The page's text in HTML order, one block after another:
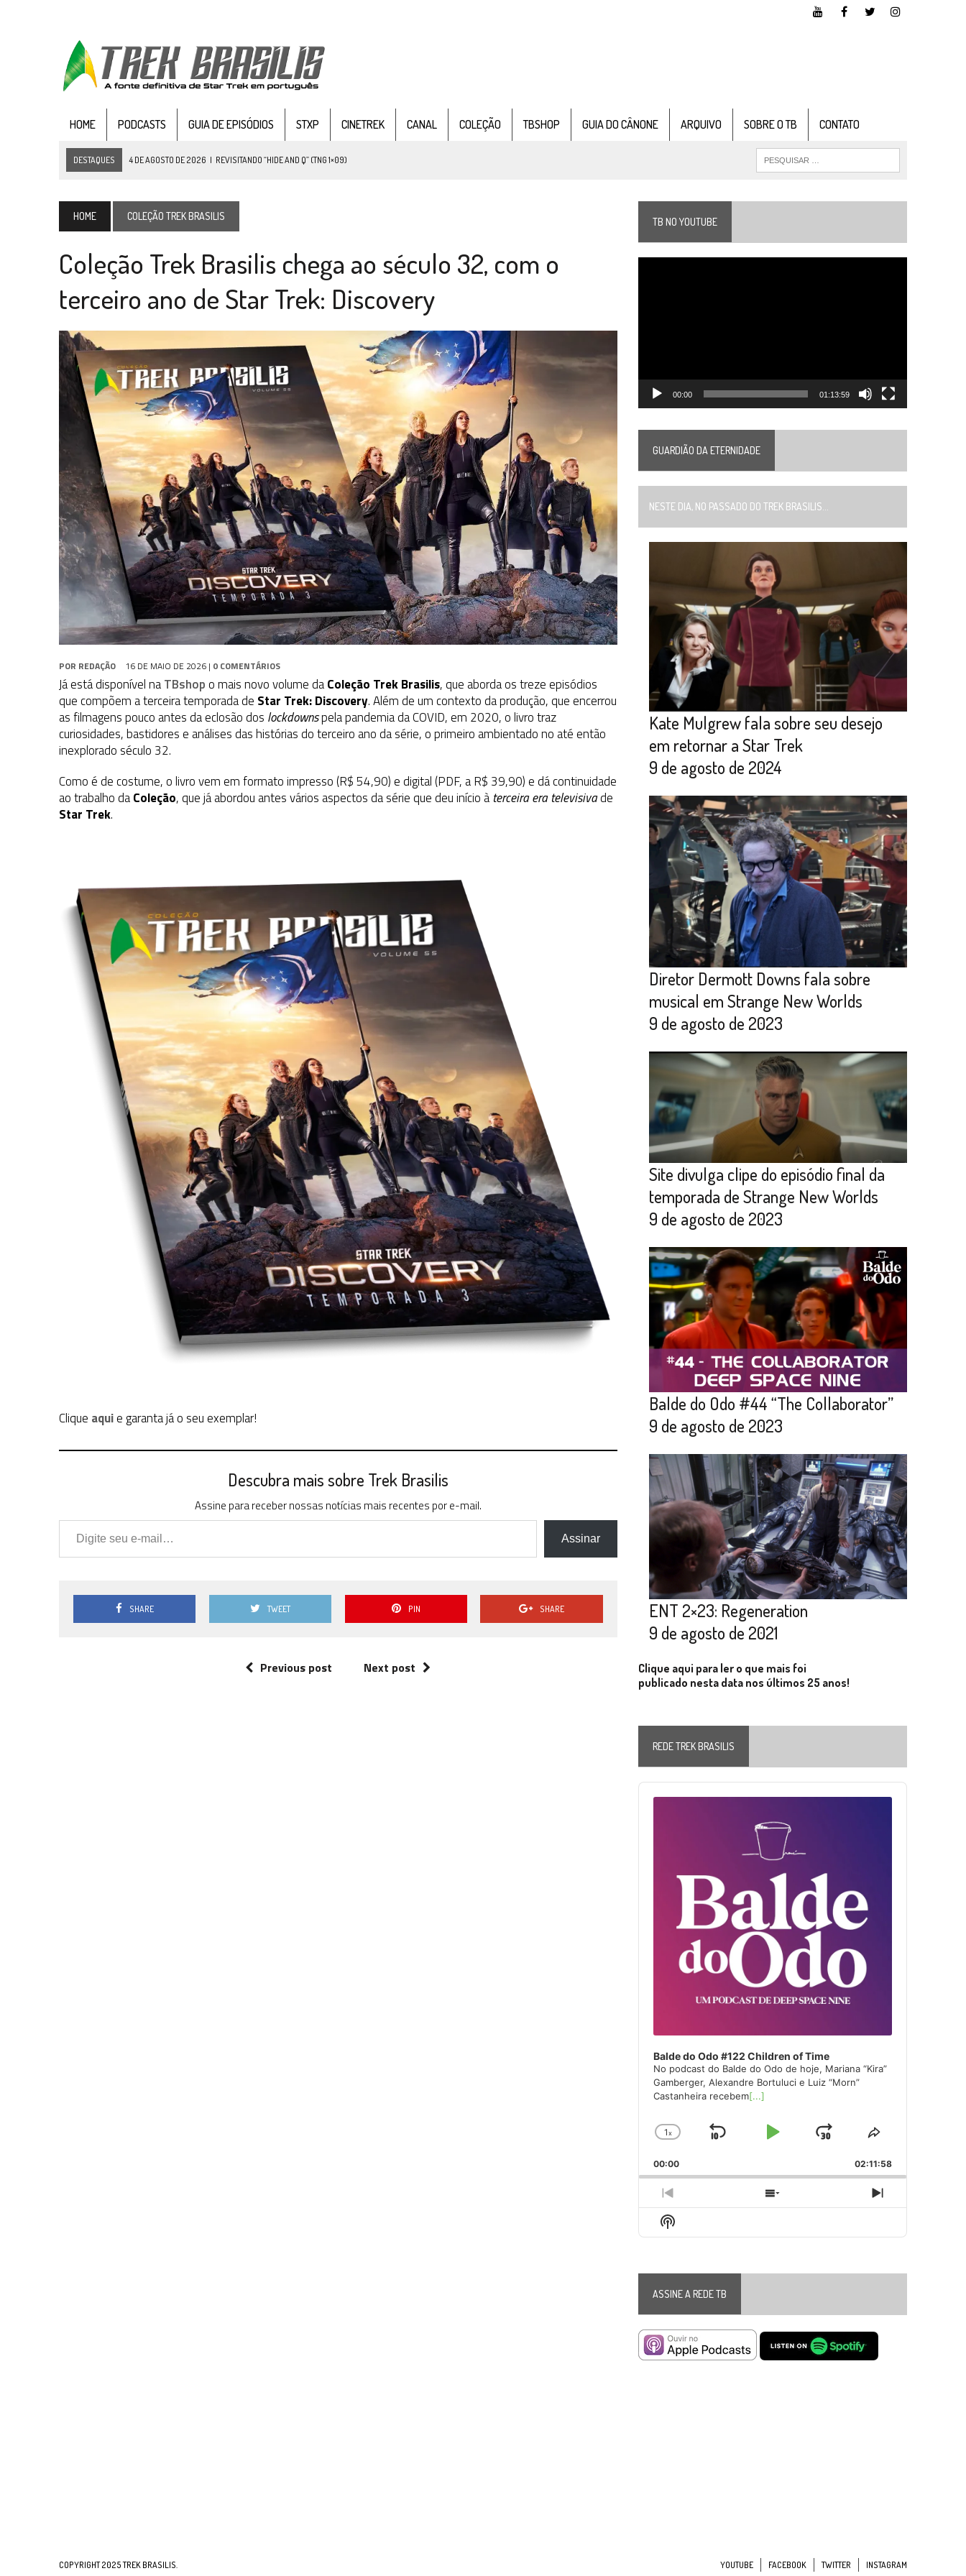
HOME PODCASTS GUIA DE EPISÓDIOS STXP CINETREK CANAL COLEÇÃO TBSHOP GUIA DO CÂNONE ARQUIVO SOBRE O TB CONTATO
DESTAQUES 3 DE AGOSTO DE 2026 VEJA FOTOS DO TERCEIRO EPISÓDIO DA 4ª TEMPORADA DE STRANGE NEW WORDS
|
1 DE AGOSTO DE 2026 | ELENCO DE STRANGE NEW WORLDS ENCARA O FIM DE UMA ERA NA SDCC
8 DE AGOSTO DE 2026 | NOVO VOLUME DA COLEÇÃO TB ABORDA QUARTA TEMPORADA DE A NOVA GERAÇÃO
7 DE AGOSTO DE 2026 STAR TREK
7 DE AGOSTO DE 2026 | SNW 4×03: HUMAN BEST FRIEND
5 DE AGOSTO DE 2026 | BALDE DO ODO #122 CHILDREN OF TIME
4 DE AGOSTO DE 2026 | REVISITANDO “HIDE AND Q” (TNG 1×09)
HOME COLEÇÃO TREK BRASILIS
Coleção Trek Brasilis chega ao século 32, com o
terceiro ano de Star Trek: Discovery
POR REDAÇÃO 16 DE MAIO DE 2026 | 0 COMENTÁRIOS
Já está disponível naTBshopo mais novo volume daColeção Trek Brasilis, que aborda os treze episódios
que compõem a terceira temporada de Star Trek: Discovery. Além de um contexto da produção, que encerrou
as filmagens pouco antes da eclosão dos lockdownspela pandemia da COVID, em 2020, o livro traz
curiosidades, bastidores e análises das histórias do terceiro ano da série, o primeiro ambientado no até então
inexplorado século 32.
Como é de costume, o livro vem em formato impresso (R$ 54,90) e digital (PDF, a R$ 39,90) e dá continuidade
ao trabalho daColeção, que já abordou antes vários aspectos da série que deu início à terceira era televisivade
Star Trek.
Clique aquie garanta já o seu exemplar!
Descubra mais sobre Trek Brasilis
Assine para receber nossas notícias mais recentes por e-mail.
Digite seu e-mail…
Assinar
SHARE TWEET PIN SHARE
Previous post Next post
TB NO YOUTUBE
00:00 01:13:59
GUARDIÃO DA ETERNIDADE
NESTE DIA, NO PASSADO DO TREK BRASILIS...
Kate Mulgrew fala sobre seu desejo
em retornar a Star Trek
9 de agosto de 2024
Diretor Dermott Downs fala sobre
musical em Strange New Worlds
9 de agosto de 2023
Site divulga clipe do episódio final da
temporada de Strange New Worlds
9 de agosto de 2023
Balde do Odo #44 “The Collaborator”
9 de agosto de 2023
ENT 2×23: Regeneration
9 de agosto de 2021
Clique aqui para ler o que mais foi
publicado nesta data nos últimos 25 anos!
REDE TREK BRASILIS
Audio
Player
Balde do Odo #122 Children of Time
No podcast do Balde do Odo de hoje, Mariana “Kira”
Gamberger, Alexandre Bortuluci e Luiz “Morn”
Castanheira recebem[...]
Change
Rate
1x
Skip
Play
Jump
Forward
Share
Episode
00:00 02:11:58
Previous
Episode
Show
Episodes
Next
Episode
Show
Podcast
ASSINE A REDE TB
YOUTUBE FACEBOOK TWITTER INSTAGRAM
COPYRIGHT 2025 TREK BRASILIS.